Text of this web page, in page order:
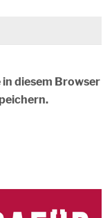
in diesem Browser